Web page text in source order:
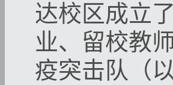
达校区成立
业、留校教
疫突击队（